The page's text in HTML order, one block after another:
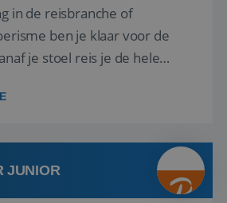
in de reisbranche of
ben je klaar voor de
je stoel reis je de hele
je klant en wat er in de
om die droomreis te
JUNIOR